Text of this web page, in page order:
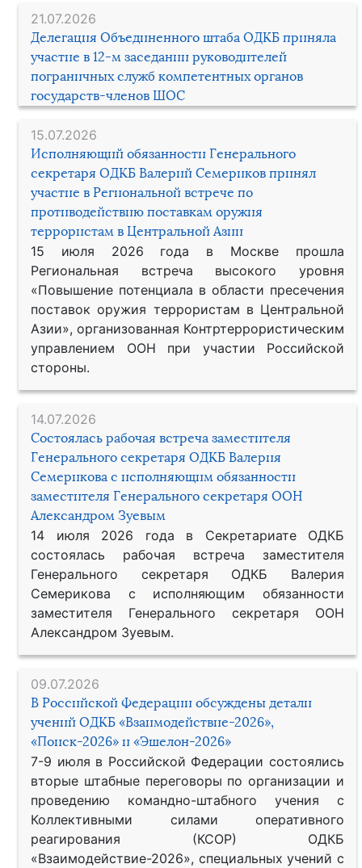
21.07.2026
Делегация Объединенного штаба ОДКБ приняла
участие в 12-м заседании руководителей
пограничных служб компетентных органов
государств-членов ШОС
15.07.2026
Исполняющий обязанности Генерального
секретаря ОДКБ Валерий Семериков принял
участие в Региональной встрече по
противодействию поставкам оружия
террористам в Центральной Азии
15 июля 2026 года в Москве прошла
Региональная встреча высокого уровня
«Повышение потенциала в области пресечения
поставок оружия террористам в Центральной
Азии», организованная Контртеррористическим
управлением ООН при участии Российской
стороны.
14.07.2026
Состоялась рабочая встреча заместителя
Генерального секретаря ОДКБ Валерия
Семерикова с исполняющим обязанности
заместителя Генерального секретаря ООН
Александром Зуевым
14 июля 2026 года в Секретариате ОДКБ
состоялась рабочая встреча заместителя
Генерального секретаря ОДКБ Валерия
Семерикова с исполняющим обязанности
заместителя Генерального секретаря ООН
Александром Зуевым.
09.07.2026
В Российской Федерации обсуждены детали
учений ОДКБ «Взаимодействие-2026»,
«Поиск-2026» и «Эшелон-2026»
7-9 июля в Российской Федерации состоялись
вторые штабные переговоры по организации и
проведению командно-штабного учения с
Коллективными силами оперативного
реагирования (КСОР) ОДКБ
«Взаимодействие-2026», специальных учений с